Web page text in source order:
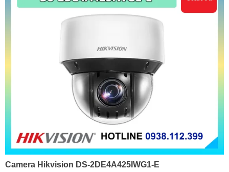
Camera Hikvision DS-2DE4A425IWG1-E